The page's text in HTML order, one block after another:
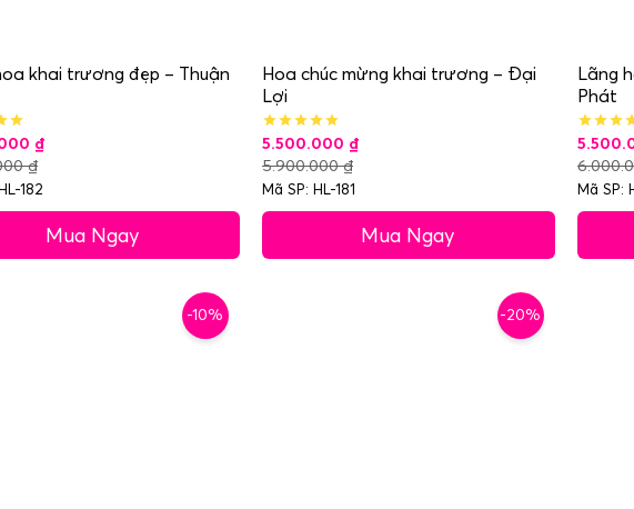
khai trương đẹp – Thuận
₫
₫
182
Mua Ngay
Hoa chúc mừng khai trương – Đại
Lợi
5.500.000 ₫
5.900.000₫
Mã SP: HL-181
Mua Ngay
Lãng
Phát
Mã SP:
-10% -20%